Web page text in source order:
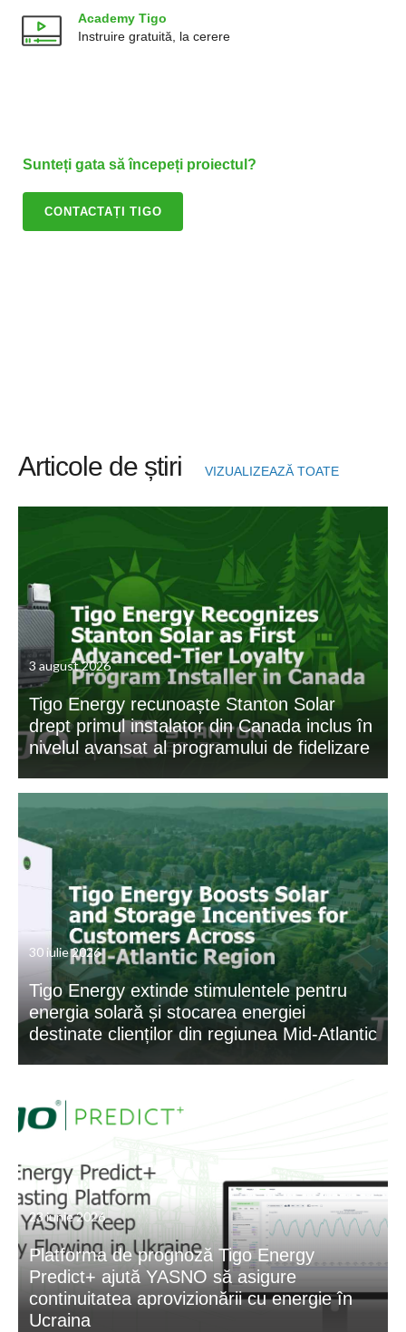
Academy Tigo
Instruire gratuită, la cerere
Sunteți gata să începeți proiectul?
CONTACTAȚI TIGO
Articole de știri VIZUALIZEAZĂ TOATE
3 august 2026
Tigo Energy recunoaște Stanton Solar
drept primul instalator din Canada inclus în
nivelul avansat al programului de fidelizare
30 iulie 2026
Tigo Energy extinde stimulentele pentru
energia solară și stocarea energiei
destinate clienților din regiunea Mid-Atlantic
23 iunie 2026
Platforma de prognoză Tigo Energy
Predict+ ajută YASNO să asigure
continuitatea aprovizionării cu energie în
Ucraina